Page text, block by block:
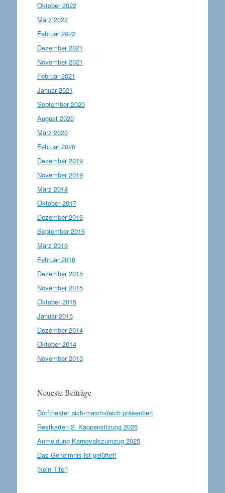
Oktober 2022
März 2022
Februar 2022
Dezember 2021
November 2021
Februar 2021
Januar 2021
September 2020
August 2020
März 2020
Februar 2020
Dezember 2019
November 2019
März 2018
Oktober 2017
Dezember 2016
September 2016
März 2016
Februar 2016
Dezember 2015
November 2015
Oktober 2015
Januar 2015
Dezember 2014
Oktober 2014
November 2013
Neueste Beiträge
Dorftheater aich-maich-daich präsentiert
Restkarten 2. Kappensitzung 2025
Anmeldung Karnevalszumzug 2025
Das Geheimnis ist gelüftet!
(kein Titel)